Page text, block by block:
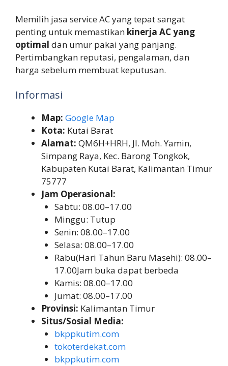
Memilih jasa service AC yang tepat sangat
penting untuk memastikan kinerja AC yang
optimal dan umur pakai yang panjang.
Pertimbangkan reputasi, pengalaman, dan
harga sebelum membuat keputusan.
Informasi
Map: Google Map
Kota: Kutai Barat
Alamat: QM6H+HRH, Jl. Moh. Yamin,
Simpang Raya, Kec. Barong Tongkok,
Kabupaten Kutai Barat, Kalimantan Timur
75777
Jam Operasional:
Sabtu: 08.00–17.00
Minggu: Tutup
Senin: 08.00–17.00
Selasa: 08.00–17.00
Rabu(Hari Tahun Baru Masehi): 08.00–
17.00Jam buka dapat berbeda
Kamis: 08.00–17.00
Jumat: 08.00–17.00
Provinsi: Kalimantan Timur
Situs/Sosial Media:
bkppkutim.com
tokoterdekat.com
bkppkutim.com